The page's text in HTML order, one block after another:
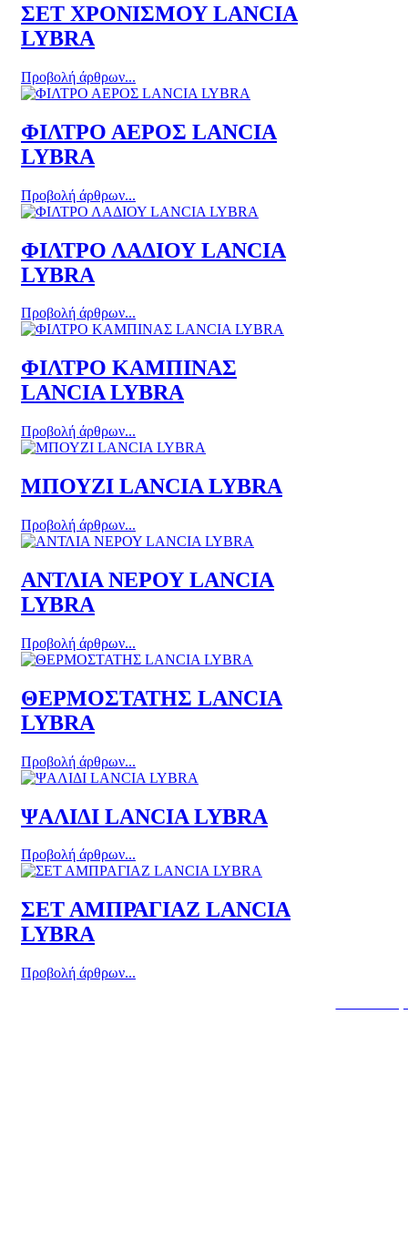
ΣΕΤ ΧΡΟΝΙΣΜΟΥ LANCIA
LYBRA
Προβολή άρθρων...
ΦΙΛΤΡΟ ΑΕΡΟΣ LANCIA
LYBRA
Προβολή άρθρων...
ΦΙΛΤΡΟ ΛΑΔΙΟΥ LANCIA
LYBRA
Προβολή άρθρων...
ΦΙΛΤΡΟ ΚΑΜΠΙΝΑΣ
LANCIA LYBRA
Προβολή άρθρων...
ΜΠΟΥΖΙ LANCIA LYBRA
Προβολή άρθρων...
ΑΝΤΛΙΑ ΝΕΡΟΥ LANCIA
LYBRA
Προβολή άρθρων...
ΘΕΡΜΟΣΤΑΤΗΣ LANCIA
LYBRA
Προβολή άρθρων...
ΨΑΛΙΔΙ LANCIA LYBRA
Προβολή άρθρων...
ΣΕΤ ΑΜΠΡΑΓΙΑΖ LANCIA
LYBRA
Προβολή άρθρων...